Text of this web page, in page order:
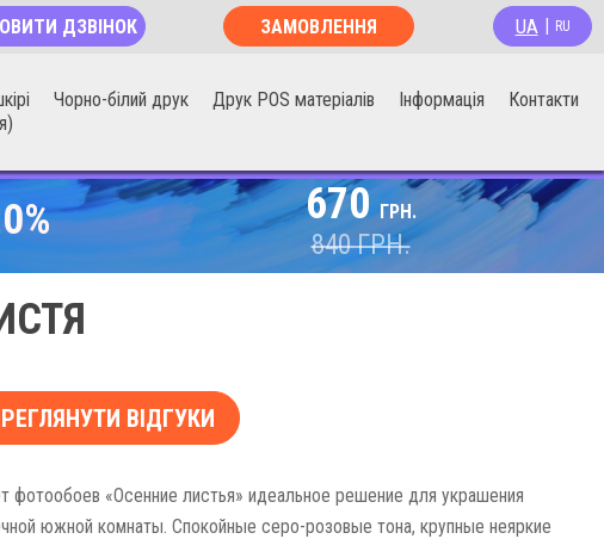
ДЗВІНОК
ЗАМОВЛЕННЯ
UA RU
Чорно-білий друк Друк POS матеріалів Інформація Контакти
670ГРН.
840ГРН.
ВІДГУКИ
фотообоев «Осенние листья» идеальное решение для украшения
южной комнаты. Спокойные серо-розовые тона, крупные неяркие